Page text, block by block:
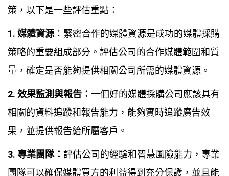
策，以下是一些評估重點：
1. 媒體資源 ：緊密合作的媒體資源是成功的媒體採購
策略的重要組成部分。評估公司的合作媒體範圍和質
量，確定是否能夠提供相關公司所需的媒體資源。
2. 效果監測與報告： 一個好的媒體採購公司應該具有
相關的資料追蹤和報告能力，能夠實時追蹤廣告效
果，並提供報告給所屬客戶。
3. 專業團隊： 評估公司的經驗和智慧風險能力，專業
團隊可以確保媒體買方的利益得到充分保護，並且能